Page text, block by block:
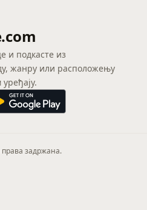
и подкасте из
жанру или расположењу
задржана.